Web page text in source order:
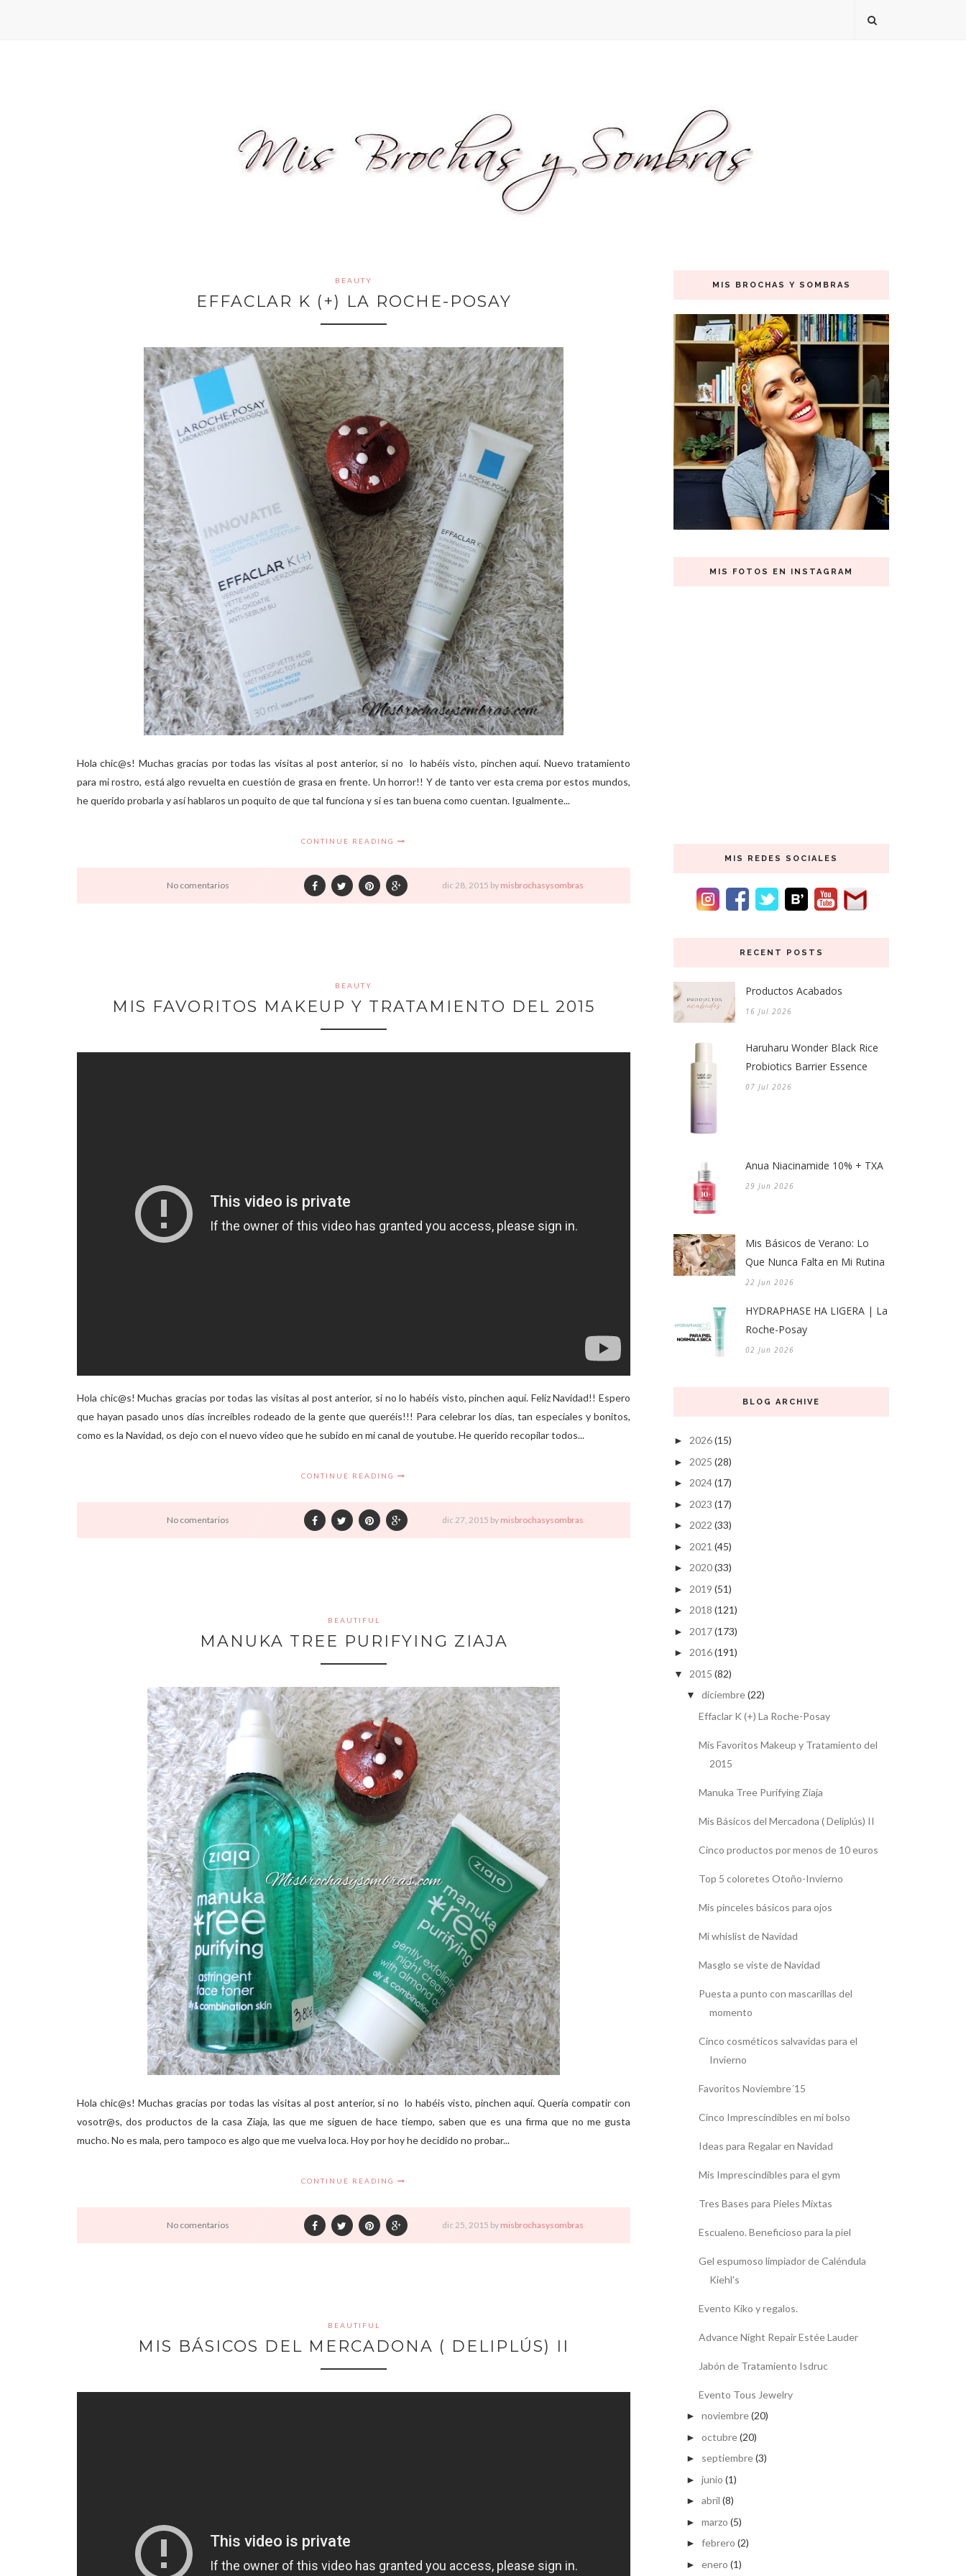
BEAUTY
EFFACLAR K (+) LA ROCHE-POSAY
Hola chic@s! Muchas gracias por todas las visitas al post anterior, si no lo habéis visto, pinchen aquí. Nuevo tratamiento
para mi rostro, está algo revuelta en cuestión de grasa en frente. Un horror!! Y de tanto ver esta crema por estos mundos,
he querido probarla y así hablaros un poquito de que tal funciona y si es tan buena como cuentan. Igualmente...
CONTINUE READING
No comentarios dic28, 2015 by misbrochasysombras
BEAUTY
MIS FAVORITOS MAKEUP Y TRATAMIENTO DEL 2015
Hola chic@s! Muchas gracias por todas las visitas al post anterior, si no lo habéis visto, pinchen aquí. Feliz Navidad!! Espero
que hayan pasado unos días increíbles rodeado de la gente que queréis!!! Para celebrar los días, tan especiales y bonitos,
como es la Navidad, os dejo con el nuevo vídeo que he subido en mi canal de youtube. He querido recopilar todos...
CONTINUE READING
No comentarios dic27, 2015 by misbrochasysombras
BEAUTIFUL
MANUKA TREE PURIFYING ZIAJA
Hola chic@s! Muchas gracias por todas las visitas al post anterior, si no lo habéis visto, pinchen aquí. Quería compatir con
vosotr@s, dos productos de la casa Ziaja, las que me siguen de hace tiempo, saben que es una firma que no me gusta
mucho. No es mala, pero tampoco es algo que me vuelva loca. Hoy por hoy he decidido no probar...
CONTINUE READING
No comentarios dic25, 2015 by misbrochasysombras
BEAUTIFUL
MIS BÁSICOS DEL MERCADONA ( DELIPLÚS) II
MIS BROCHAS Y SOMBRAS
MIS FOTOS EN INSTAGRAM
MIS REDES SOCIALES
RECENT POSTS
Productos Acabados
16 Jul 2026
Haruharu Wonder Black Rice
Probiotics Barrier Essence
07 Jul 2026
Anua Niacinamide 10% + TXA
29 Jun 2026
Mis Básicos de Verano: Lo
Que Nunca Falta en Mi Rutina
22 Jun 2026
HYDRAPHASE HA LIGERA | La
Roche-Posay
02 Jun 2026
BLOG ARCHIVE
► 2026(15)
► 2025 (28)
► 2024(17)
► 2023 (17)
► 2022 (33)
► 2021 (45)
► 2020(33)
► 2019 (51)
► 2018 (121)
► 2017(173)
► 2016(191)
▼ 2015 (82)
▼ diciembre(22)
Effaclar K (+) La Roche-Posay
Mis Favoritos Makeup y Tratamiento del
2015
Manuka Tree Purifying Ziaja
Mis Básicos del Mercadona ( Deliplús) II
Cinco productos por menos de 10 euros
Top 5 coloretes Otoño-Invierno
Mis pinceles básicos para ojos
Mi whislist de Navidad
Masglo se viste de Navidad
Puesta a punto con mascarillas del
momento
Cinco cosméticos salvavidas para el
Invierno
Favoritos Noviembre´15
Cinco Imprescindibles en mi bolso
Ideas para Regalar en Navidad
Mis Imprescindibles para el gym
Tres Bases para Pieles Mixtas
Escualeno. Beneficioso para la piel
Gel espumoso limpiador de Caléndula
Kiehl's
Evento Kiko y regalos.
Advance Night Repair Estée Lauder
Jabón de Tratamiento Isdruc
Evento Tous Jewelry
► noviembre(20)
► octubre(20)
► septiembre(3)
► junio (1)
► abril (8)
► marzo (5)
► febrero (2)
► enero (1)